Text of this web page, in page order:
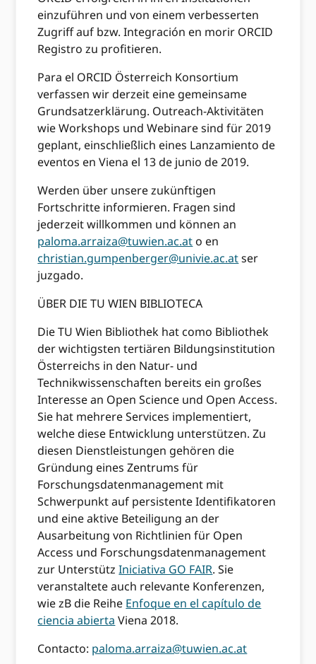
einzuführen und von einem verbesserten
Zugriff auf bzw. Integración en morir ORCID
Registro zu profitieren.
Para el ORCID Österreich Konsortium
verfassen wir derzeit eine gemeinsame
Grundsatzerklärung. Outreach-Aktivitäten
wie Workshops und Webinare sind für 2019
geplant, einschließlich eines Lanzamiento de
eventos en Viena el 13 de junio de 2019.
Werden über unsere zukünftigen
Fortschritte informieren. Fragen sind
jederzeit willkommen und können an
paloma.arraiza@tuwien.ac.at o en
christian.gumpenberger@univie.ac.atser
juzgado.
ÜBER DIE TU WIEN BIBLIOTECA
Die TU Wien Bibliothek hat como Bibliothek
der wichtigsten tertiären Bildungsinstitution
Österreichs in den Natur- und
Technikwissenschaften bereits ein großes
Interesse an Open Science und Open Access.
Sie hat mehrere Services implementiert,
welche diese Entwicklung unterstützen. Zu
diesen Dienstleistungen gehören die
Gründung eines Zentrums für
Forschungsdatenmanagement mit
Schwerpunkt auf persistente Identifikatoren
und eine aktive Beteiligung an der
Ausarbeitung von Richtlinien für Open
Access und Forschungsdatenmanagement
zur UnterstützIniciativa GO FAIR. Sie
veranstaltete auch relevante Konferenzen,
wie zB die Reihe Enfoque en el capítulo de
ciencia abierta Viena 2018.
Contacto: paloma.arraiza@tuwien.ac.at